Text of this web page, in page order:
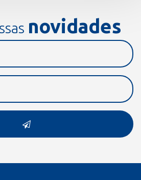
novidades